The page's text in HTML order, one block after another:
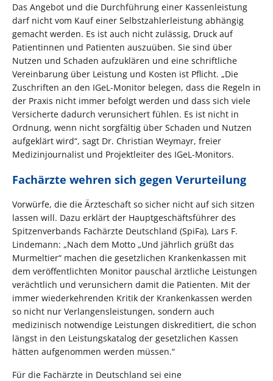
Das Angebot und die Durchführung einer Kassenleistung
darf nicht vom Kauf einer Selbstzahlerleistung abhängig
gemacht werden. Es ist auch nicht zulässig, Druck auf
Patientinnen und Patienten auszuüben. Sie sind über
Nutzen und Schaden aufzuklären und eine schriftliche
Vereinbarung über Leistung und Kosten ist Pflicht. „Die
Zuschriften an den IGeL-Monitor belegen, dass die Regeln in
der Praxis nicht immer befolgt werden und dass sich viele
Versicherte dadurch verunsichert fühlen. Es ist nicht in
Ordnung, wenn nicht sorgfältig über Schaden und Nutzen
aufgeklärt wird“, sagt Dr. Christian Weymayr, freier
Medizinjournalist und Projektleiter des IGeL-Monitors.
Fachärzte wehren sich gegen Verurteilung
Vorwürfe, die die Ärzteschaft so sicher nicht auf sich sitzen
lassen will. Dazu erklärt der Hauptgeschäftsführer des
Spitzenverbands Fachärzte Deutschland (SpiFa), Lars F.
Lindemann: „Nach dem Motto „Und jährlich grüßt das
Murmeltier“ machen die gesetzlichen Krankenkassen mit
dem veröffentlichten Monitor pauschal ärztliche Leistungen
verächtlich und verunsichern damit die Patienten. Mit der
immer wiederkehrenden Kritik der Krankenkassen werden
so nicht nur Verlangensleistungen, sondern auch
medizinisch notwendige Leistungen diskreditiert, die schon
längst in den Leistungskatalog der gesetzlichen Kassen
hätten aufgenommen werden müssen.“
Für die Fachärzte in Deutschland sei eine